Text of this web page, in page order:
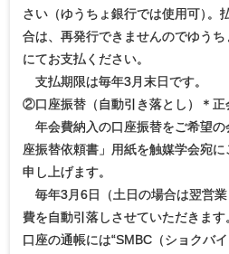
さい（ゆうちょ銀行では使用可） 。
合は、再発行できませんのでゆう
にてお支払ください。
支払期限は毎年3月末日です。
②口座振替（自動引き落とし）＊正
年会費納入の口座振替をご希望の
座振替依頼書」用紙を触媒学会宛
申し上げます。
毎年3月6日（土日の場合は翌営
費を自動引落しさせていただきま
口座の通帳には“SMBC（ショクバ